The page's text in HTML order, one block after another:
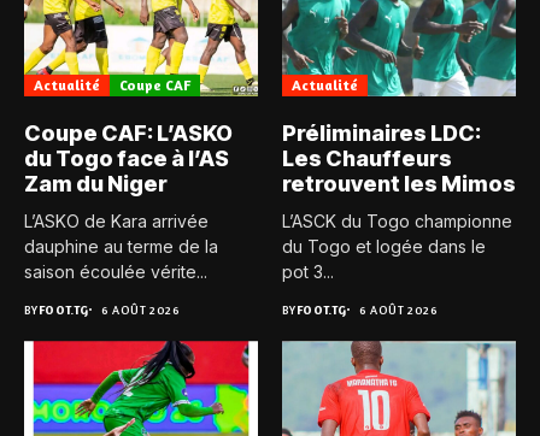
Actualité Coupe CAF
Coupe CAF: L’ASKO
du Togo face à l’AS
Zam du Niger
L’ASKO de Kara arrivée
dauphine au terme de la
saison écoulée vérite...
BYFOOT.TG 6 AOÛT 2026
Actualité
Préliminaires LDC:
Les Chauffeurs
retrouvent les Mimos
L’ASCK du Togo championne
du Togo et logée dans le
pot 3...
BYFOOT.TG 6 AOÛT 2026